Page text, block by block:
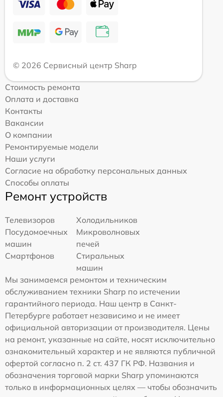
© 2026 Сервисный центр Sharp
Стоимость ремонта
Оплата и доставка
Контакты
Вакансии
О компании
Ремонтируемые модели
Наши услуги
Согласие на обработку персональных данных
Способы оплаты
Ремонт устройств
Телевизоров
Холодильников
Посудомоечных
машин
Микроволновых
печей
Смартфонов
Стиральных
машин
Мы занимаемся ремонтом и техническим
обслуживанием техники Sharp по истечении
гарантийного периода. Наш центр в Санкт-
Петербурге работает независимо и не имеет
официальной авторизации от производителя. Цены
на ремонт, указанные на сайте, носят исключительно
ознакомительный характер и не являются публичной
офертой согласно п. 2 ст. 437 ГК РФ. Названия и
обозначения торговой марки Sharp упоминаются
только в информационных целях — чтобы обозначить